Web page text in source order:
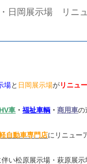
日岡展示場 リニ
場と 日岡展示場がリニュ
HV車 ・福祉車輌 ・商用車の
自動車専門店にリニュー
い松原展示場・萩原展